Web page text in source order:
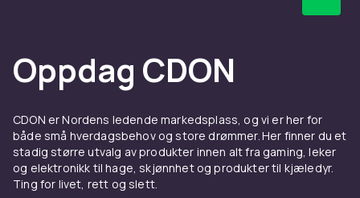
Oppdag CDON
CDON er Nordens ledende markedsplass, og vi er her for
både små hverdagsbehov og store drømmer. Her finner du et
stadig større utvalg av produkter innen alt fra gaming, leker
og elektronikk til hage, skjønnhet og produkter til kjæledyr.
Ting for livet, rett og slett.